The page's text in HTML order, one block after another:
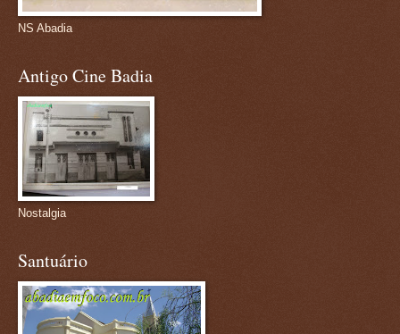
NS Abadia
Antigo Cine Badia
Nostalgia
Santuário